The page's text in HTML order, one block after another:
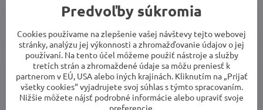
BMX/Dirt
Cestné
Predvoľby súkromia
Cookies používame na zlepšenie vašej návštevy tejto webovej
stránky, analýzu jej výkonnosti a zhromažďovanie údajov o jej
používaní. Na tento účel môžeme použiť nástroje a služby
tretích strán a zhromaždené údaje sa môžu preniesť k
partnerom v EÚ, USA alebo iných krajinách. Kliknutím na „Prijať
všetky cookies“ vyjadrujete svoj súhlas s týmto spracovaním.
Nižšie môžete nájsť podrobné informácie alebo upraviť svoje
preferencie.